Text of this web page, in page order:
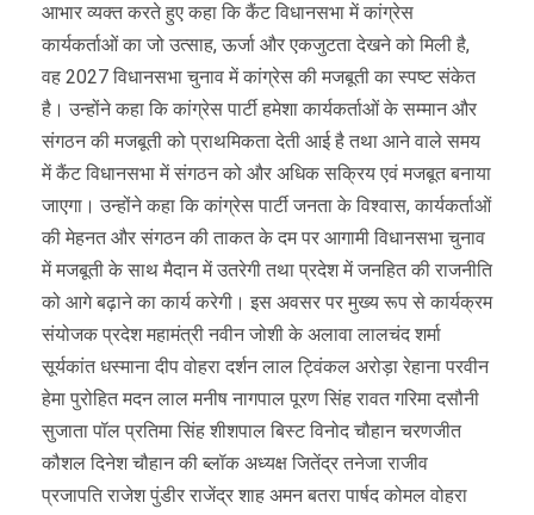
आभार व्यक्त करते हुए कहा कि कैंट विधानसभा में कांग्रेस
कार्यकर्ताओं का जो उत्साह, ऊर्जा और एकजुटता देखने को मिली है,
वह 2027 विधानसभा चुनाव में कांग्रेस की मजबूती का स्पष्ट संकेत
है। उन्होंने कहा कि कांग्रेस पार्टी हमेशा कार्यकर्ताओं के सम्मान और
संगठन की मजबूती को प्राथमिकता देती आई है तथा आने वाले समय
में कैंट विधानसभा में संगठन को और अधिक सक्रिय एवं मजबूत बनाया
जाएगा। उन्होंने कहा कि कांग्रेस पार्टी जनता के विश्वास, कार्यकर्ताओं
की मेहनत और संगठन की ताकत के दम पर आगामी विधानसभा चुनाव
में मजबूती के साथ मैदान में उतरेगी तथा प्रदेश में जनहित की राजनीति
को आगे बढ़ाने का कार्य करेगी। इस अवसर पर मुख्य रूप से कार्यक्रम
संयोजक प्रदेश महामंत्री नवीन जोशी के अलावा लालचंद शर्मा
सूर्यकांत धस्माना दीप वोहरा दर्शन लाल ट्विंकल अरोड़ा रेहाना परवीन
हेमा पुरोहित मदन लाल मनीष नागपाल पूरण सिंह रावत गरिमा दसौनी
सुजाता पॉल प्रतिमा सिंह शीशपाल बिस्ट विनोद चौहान चरणजीत
कौशल दिनेश चौहान की ब्लॉक अध्यक्ष जितेंद्र तनेजा राजीव
प्रजापति राजेश पुंडीर राजेंद्र शाह अमन बतरा पार्षद कोमल वोहरा